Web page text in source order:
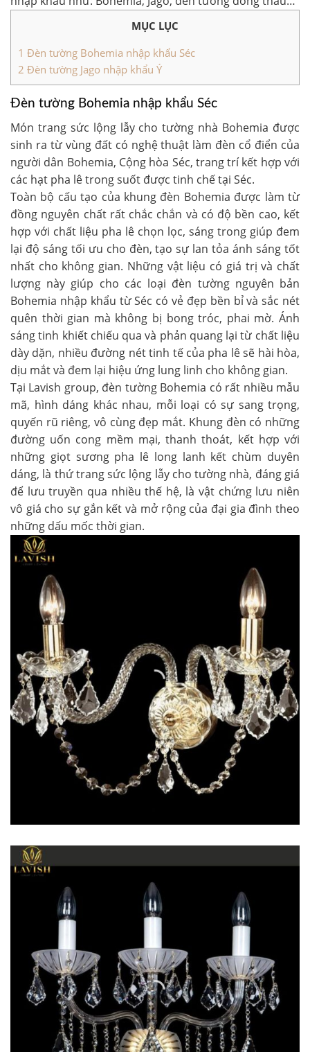
MỤC LỤC
1 Đèn tường Bohemia nhập khẩu Séc
2 Đèn tường Jago nhập khẩu Ý
Đèn tường Bohemia nhập khẩu Séc
Món trang sức lộng lẫy cho tường nhà Bohemia được
sinh ra từ vùng đất có nghệ thuật làm đèn cổ điển của
người dân Bohemia, Cộng hòa Séc, trang trí kết hợp với
các hạt pha lê trong suốt được tinh chế tại Séc.
Toàn bộ cấu tạo của khung đèn Bohemia được làm từ
đồng nguyên chất rất chắc chắn và có độ bền cao, kết
hợp với chất liệu pha lê chọn lọc, sáng trong giúp đem
lại độ sáng tối ưu cho đèn, tạo sự lan tỏa ánh sáng tốt
nhất cho không gian. Những vật liệu có giá trị và chất
lượng này giúp cho các loại đèn tường nguyên bản
Bohemia nhập khẩu từ Séc có vẻ đẹp bền bỉ và sắc nét
quên thời gian mà không bị bong tróc, phai mờ. Ánh
sáng tinh khiết chiếu qua và phản quang lại từ chất liệu
dày dặn, nhiều đường nét tinh tế của pha lê sẽ hài hòa,
dịu mắt và đem lại hiệu ứng lung linh cho không gian.
Tại Lavish group, đèn tường Bohemia có rất nhiều mẫu
mã, hình dáng khác nhau, mỗi loại có sự sang trọng,
quyến rũ riêng, vô cùng đẹp mắt. Khung đèn có những
đường uốn cong mềm mại, thanh thoát, kết hợp với
những giọt sương pha lê long lanh kết chùm duyên
dáng, là thứ trang sức lộng lẫy cho tường nhà, đáng giá
để lưu truyền qua nhiều thế hệ, là vật chứng lưu niên
vô giá cho sự gắn kết và mở rộng của đại gia đình theo
những dấu mốc thời gian.